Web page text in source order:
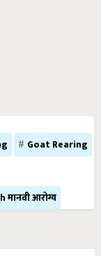
Goat Rearing
मानवी आरोग्य